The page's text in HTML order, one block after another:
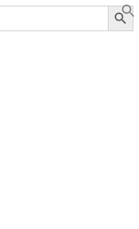
Search Button